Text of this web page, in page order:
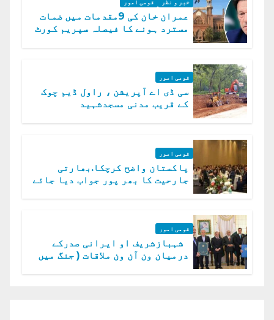
خبر و نظر قومی امور
عمران خان کی 9مقدمات میں ضمات
مسترد ہونے کا فیصلہ سپریم کورٹ
قومی امور
سی ڈی اے آپریشن ، راول ڈیم چوک
کے قریب مدنی مسجدشہید
قومی امور
پاکستان واضح کرچکا.بھارتی
جارحیت کا بھر پور جواب دیا جائے
قومی امور
شہبازشریف او ایرانی صدرکے
درمیان ون آن ون ملاقات ( جنگ میں